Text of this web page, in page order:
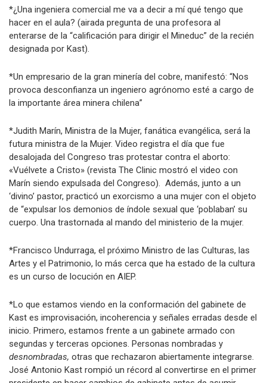
*¿Una ingeniera comercial me va a decir a mí qué tengo que
hacer en el aula? (airada pregunta de una profesora al
enterarse de la “calificación para dirigir el Mineduc” de la recién
designada por Kast).
*Un empresario de la gran minería del cobre, manifestó: “Nos
provoca desconfianza un ingeniero agrónomo esté a cargo de
la importante área minera chilena”
*Judith Marín, Ministra de la Mujer, fanática evangélica, será la
futura ministra de la Mujer. Video registra el día que fue
desalojada del Congreso tras protestar contra el aborto:
«Vuélvete a Cristo» (revista The Clinic mostró el video con
Marín siendo expulsada del Congreso). Además, junto a un
‘divino’ pastor, practicó un exorcismo a una mujer con el objeto
de “expulsar los demonios de índole sexual que ‘poblaban’ su
cuerpo. Una trastornada al mando del ministerio de la mujer.
*Francisco Undurraga, el próximo Ministro de las Culturas, las
Artes y el Patrimonio, lo más cerca que ha estado de la cultura
es un curso de locución en AIEP.
*Lo que estamos viendo en la conformación del gabinete de
Kast es improvisación, incoherencia y señales erradas desde el
inicio. Primero, estamos frente a un gabinete armado con
segundas y terceras opciones. Personas nombradas y
desnombradas, otras que rechazaron abiertamente integrarse.
José Antonio Kast rompió un récord al convertirse en el primer